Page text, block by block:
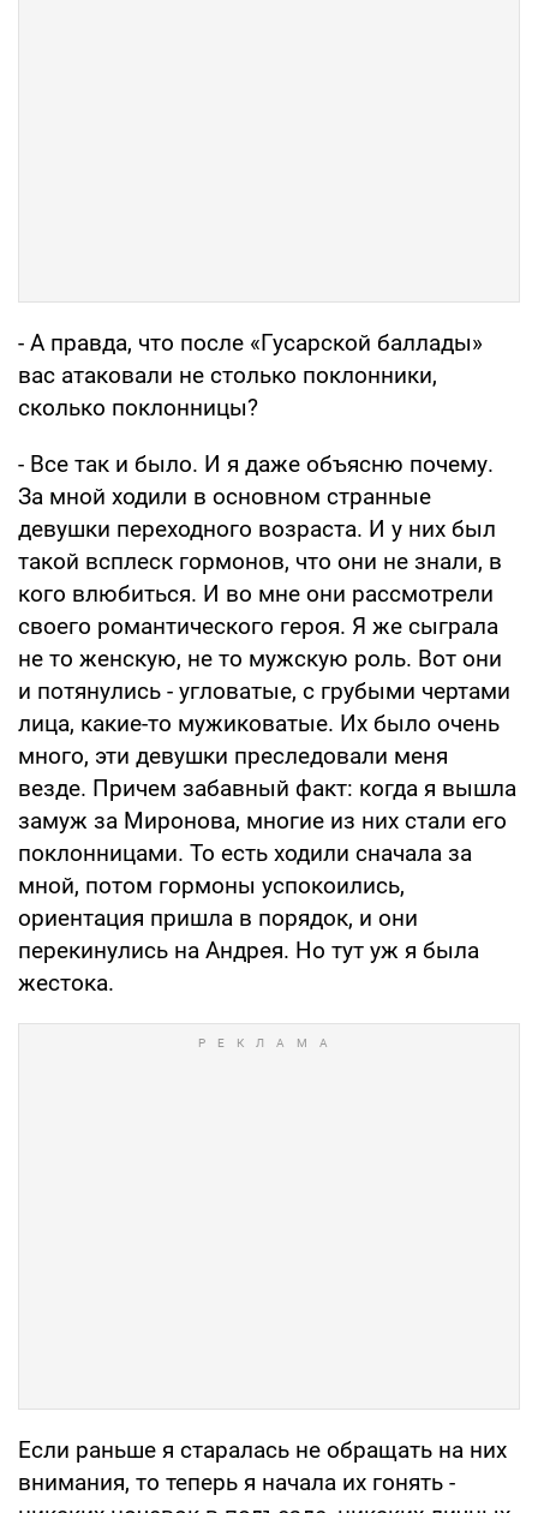
- А правда, что после «Гусарской баллады»
вас атаковали не столько поклонники,
сколько поклонницы?
- Все так и было. И я даже объясню почему.
За мной ходили в основном странные
девушки переходного возраста. И у них был
такой всплеск гормонов, что они не знали, в
кого влюбиться. И во мне они рассмотрели
своего романтического героя. Я же сыграла
не то женскую, не то мужскую роль. Вот они
и потянулись - угловатые, с грубыми чертами
лица, какие-то мужиковатые. Их было очень
много, эти девушки преследовали меня
везде. Причем забавный факт: когда я вышла
замуж за Миронова, многие из них стали его
поклонницами. То есть ходили сначала за
мной, потом гормоны успокоились,
ориентация пришла в порядок, и они
перекинулись на Андрея. Но тут уж я была
жестока.
Если раньше я старалась не обращать на них
внимания, то теперь я начала их гонять -